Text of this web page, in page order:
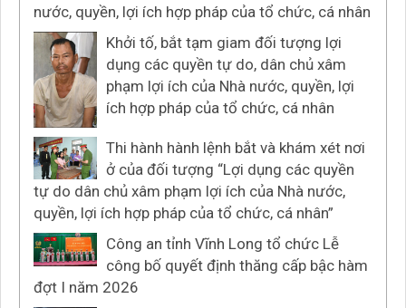
nước, quyền, lợi ích hợp pháp của tổ chức, cá nhân
Khởi tố, bắt tạm giam đối tượng lợi
dụng các quyền tự do, dân chủ xâm
phạm lợi ích của Nhà nước, quyền, lợi
ích hợp pháp của tổ chức, cá nhân
Thi hành hành lệnh bắt và khám xét nơi
ở của đối tượng “Lợi dụng các quyền
tự do dân chủ xâm phạm lợi ích của Nhà nước,
quyền, lợi ích hợp pháp của tổ chức, cá nhân”
Công an tỉnh Vĩnh Long tổ chức Lễ
công bố quyết định thăng cấp bậc hàm
đợt I năm 2026